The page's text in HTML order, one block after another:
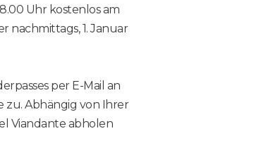
Uhr kostenlos am
nachmittags, 1. Januar
per E-Mail an
zu. Abhängig von Ihrer
Viandante abholen